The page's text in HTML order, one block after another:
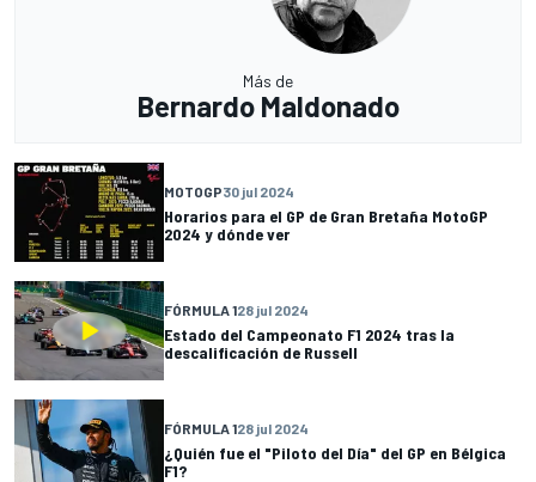
Más de
Bernardo Maldonado
MOTOGP30 jul 2024
Horarios para el GP de Gran Bretaña MotoGP
2024 y dónde ver
FÓRMULA 128 jul 2024
Estado del Campeonato F1 2024 tras la
descalificación de Russell
FÓRMULA 128 jul 2024
¿Quién fue el "Piloto del Día" del GP en Bélgica
F1?